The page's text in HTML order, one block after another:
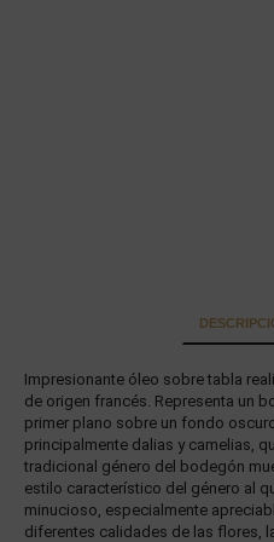
Impresionante óleo sobre tabla
de origen francés. Representa un
primer plano sobre un fondo
principalmente dalias y camelias,
tradicional género del bodegón
estilo característico del género al
minucioso, especialmente
diferentes calidades de las flores,